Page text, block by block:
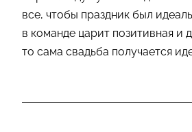
все, чтобы праздник был
в команде царит позитивная и
то сама свадьба получается